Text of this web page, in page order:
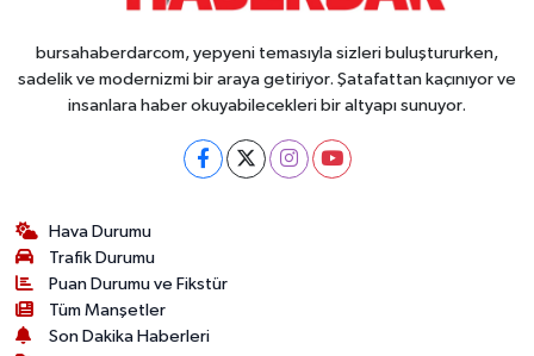
bursahaberdarcom, yepyeni temasıyla sizleri buluştururken,
sadelik ve modernizmi bir araya getiriyor. Şatafattan kaçınıyor ve
insanlara haber okuyabilecekleri bir altyapı sunuyor.
Hava Durumu
Trafik Durumu
Puan Durumu ve Fikstür
Tüm Manşetler
Son Dakika Haberleri